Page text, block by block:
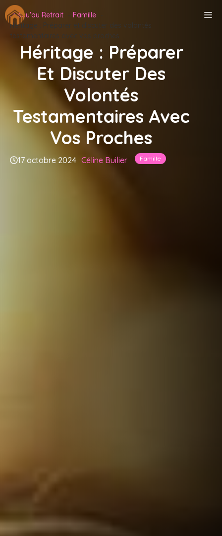
Aller
au
contenu
Jusqu'au Retrait
Famille
Héritage : Préparer et discuter des volontés
testamentaires avec vos proches
Héritage : Préparer
Et Discuter Des
Volontés
Testamentaires Avec
Vos Proches
17 octobre 2024 Céline Builier Famille